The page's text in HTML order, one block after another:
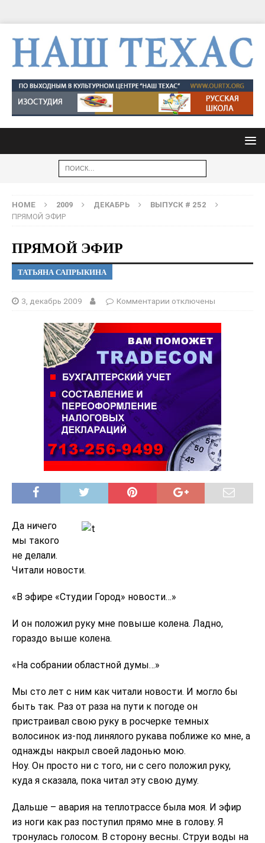
HOME 2009 ДЕКАБРЬ
ВЫПУСК # 252
ПРЯМОЙ ЭФИР
ПРЯМОЙ ЭФИР
ТАТЬЯНА САПРЫКИНА
3, декабрь 2009 Комментарии отключены
Да ничего
мы такого
не делали.
Читали новости.
«В эфире «Студии Город» новости…»
И он положил руку мне повыше колена. Ладно,
гораздо выше колена.
«На собрании областной думы…»
Мы сто лет с ним как читали новости. И могло бы
быть так. Раз от раза на пути к погоде он
пристраивал свою руку в росчерке темных
волосинок из-под линялого рукава поближе ко мне, а
однажды накрыл своей ладонью мою.
Ноу. Он просто ни с того, ни с сего положил руку,
куда я сказала, пока читал эту свою думу.
Дальше – авария на теплотрассе была моя. И эфир
из ноги как раз поступил прямо мне в голову. Я
тронулась голосом. В сторону весны. Струи воды на